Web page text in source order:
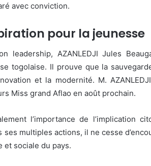
avec conviction.
pour la jeunesse
leadership, AZANLEDJI Jules
togolaise. Il prouve que la
et la modernité. M.
Miss grand Aflao en août prochain.
l’importance de l’implication
ses multiples actions, il ne cesse
et sociale du pays.